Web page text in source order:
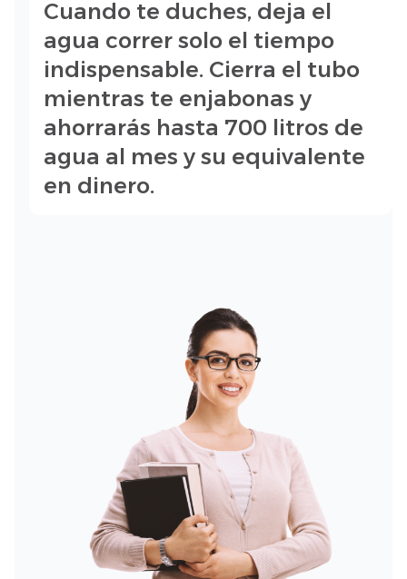
Cuando te duches, deja el
agua correr solo el tiempo
indispensable. Cierra el tubo
mientras te enjabonas y
ahorrarás hasta 700 litros de
agua al mes y su equivalente
en dinero.